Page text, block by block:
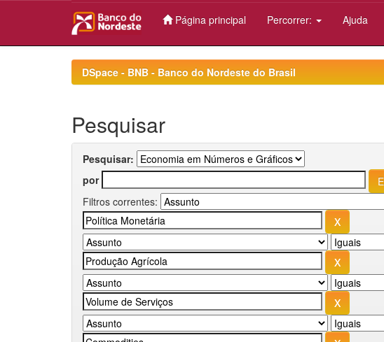
Página principal Percorrer: Ajuda
DSpace - BNB - Banco do Nordeste do Brasil
Pesquisar
Pesquisar:
por
Filtros correntes: